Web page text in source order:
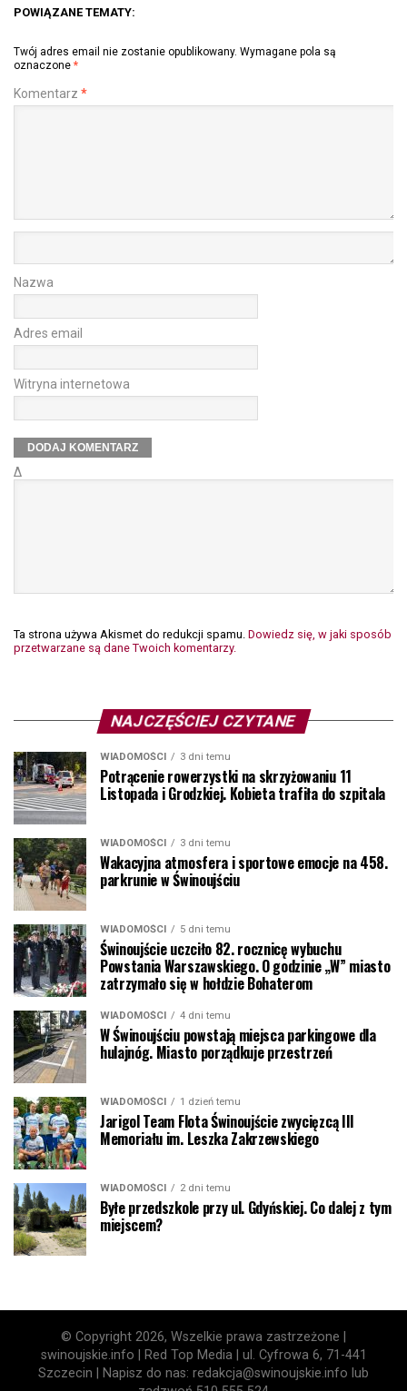
POWIĄZANE TEMATY:
Twój adres email nie zostanie opublikowany. Wymagane pola są
oznaczone *
Komentarz *
Nazwa
Adres email
Witryna internetowa
Δ
Ta strona używa Akismet do redukcji spamu. Dowiedz się, w jaki sposób
przetwarzane są dane Twoich komentarzy.
NAJCZĘŚCIEJ CZYTANE
WIADOMOŚCI 3 dni temu
Potrącenie rowerzystki na skrzyżowaniu 11
Listopada i Grodzkiej. Kobieta trafiła do szpitala
WIADOMOŚCI 3 dni temu
Wakacyjna atmosfera i sportowe emocje na 458.
parkrunie w Świnoujściu
WIADOMOŚCI 5 dni temu
Świnoujście uczciło 82. rocznicę wybuchu
Powstania Warszawskiego. O godzinie „W” miasto
zatrzymało się w hołdzie Bohaterom
WIADOMOŚCI 4 dni temu
W Świnoujściu powstają miejsca parkingowe dla
hulajnóg. Miasto porządkuje przestrzeń
WIADOMOŚCI 1 dzień temu
Jarigol Team Flota Świnoujście zwycięzcą III
Memoriału im. Leszka Zakrzewskiego
WIADOMOŚCI 2 dni temu
Byłe przedszkole przy ul. Gdyńskiej. Co dalej z tym
miejscem?
© Copyright 2026, Wszelkie prawa zastrzeżone |
swinoujskie.info | Red Top Media | ul. Cyfrowa 6, 71-441
Szczecin | Napisz do nas: redakcja@swinoujskie.info lub